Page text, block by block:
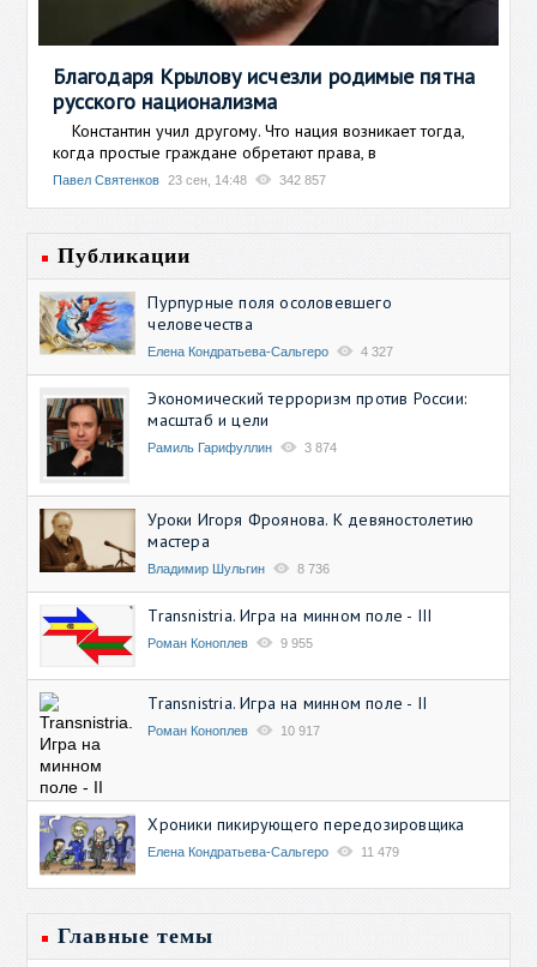
Благодаря Крылову исчезли родимые пятна
русского национализма
Константин учил другому. Что нация возникает тогда,
когда простые граждане обретают права, в
Павел Святенков 23 сен, 14:48 342 857
Публикации
Пурпурные поля осоловевшего
человечества
Елена Кондратьева-Сальгеро 4 327
Экономический терроризм против России:
масштаб и цели
Рамиль Гарифуллин 3 874
Уроки Игоря Фроянова. К девяностолетию
мастера
Владимир Шульгин 8 736
Transnistria. Игра на минном поле - III
Роман Коноплев 9 955
Transnistria. Игра на минном поле - II
Роман Коноплев 10 917
Хроники пикирующего передозировщика
Елена Кондратьева-Сальгеро 11 479
Главные темы